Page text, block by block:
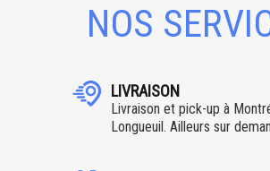
NOS
LIVRAISON
Livraison et pick-up à
Longueuil. Ailleurs sur